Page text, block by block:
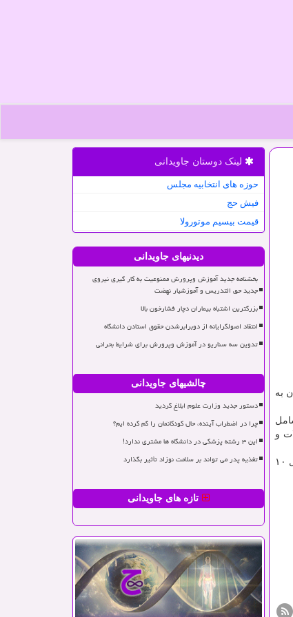
به
گردشگری شامل
در نیم ور محلات و
مرزبان در حوزه صنایع دستی با اشاره به فعالیت بیش از ۸ هزار هنرمند در استان مرکزی که در ۱۱۰ رشته فعالیت دارند، اظهار داشت: تابحال ۱۰
لینک دوستان جاویدانی
حوزه های انتخابیه مجلس
فیش حج
قیمت بیسیم موتورولا
دیدنیهای جاویدانی
بخشنامه جدید آموزش وپرورش ممنوعیت به کار گیری نیروی
جدید حق التدریس و آموزشیار نهضت
بزرگترین اشتباه بیماران دچار فشارخون بالا
انتقاد اصولگرایانه از دوبرابرشدن حقوق استادن دانشگاه
تدوین سه سناریو در آموزش وپرورش برای شرایط بحرانی
چالشیهای جاویدانی
دستور جدید وزارت علوم ابلاغ گردید
چرا در اضطراب آینده، حال کودکانمان را گم کرده ایم؟
این ۳ رشته پزشکی در دانشگاه ها مشتری ندارد!
تغذیه پدر می تواند بر سلامت نوزاد تأثیر بگذارد
تازه های جاویدانی